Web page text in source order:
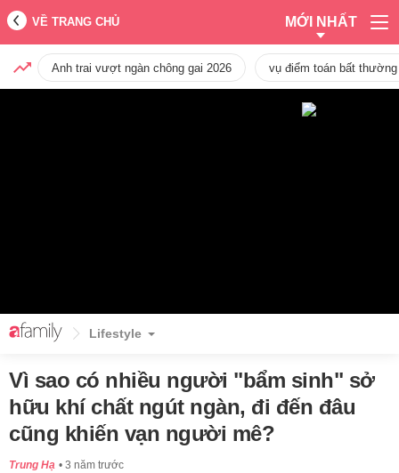
VỀ TRANG CHỦ MỚI NHẤT
Anh trai vượt ngàn chông gai 2026 vụ điểm toán bất
Lifestyle
Vì sao có nhiều người "bẩm sinh" sở
hữu khí chất ngút ngàn, đi đến đâu
cũng khiến vạn người mê?
Trung Hạ 3 năm trước